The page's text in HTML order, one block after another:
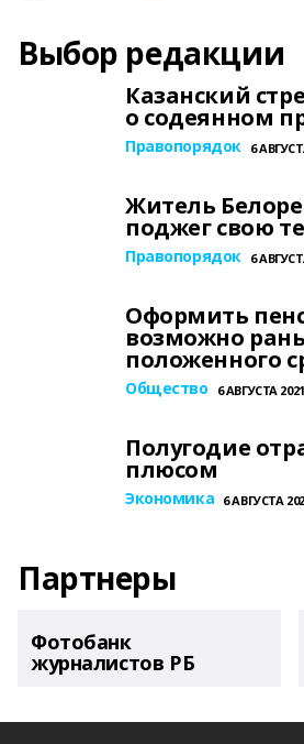
Выбор редакции
Казанский
о содеянном
Правопорядок 6
Житель
поджег свою
Правопорядок 6
Оформить
возможно
положенного
Общество 6 АВГУСТА
Полугодие
плюсом
Экономика 6 АВГУСТА
Партнеры
Фотобанк
журналистов РБ